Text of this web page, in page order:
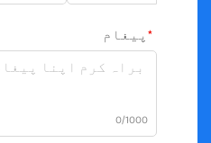
پیغام
0/1000